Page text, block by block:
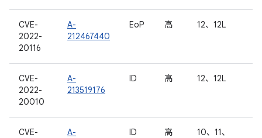
CVE-
2022-
20116
A-
212467440
EoP 高 12、12L
CVE-
2022-
20010
A-
213519176
ID 高 12、12L
CVE-
A-
ID 高
10、11、